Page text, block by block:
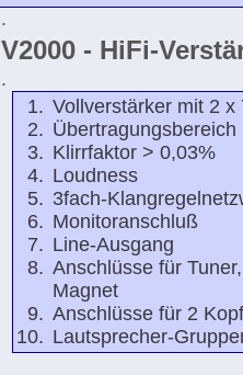
.
V2000 - HiFi-
.
Vollverstärker mit 2
Klirrfaktor > 0,03%
Loudness
3fach-
Monitoranschluß
Line-Ausgang
Anschlüsse für
Magnet
Anschlüsse für 2
Lautsprecher-